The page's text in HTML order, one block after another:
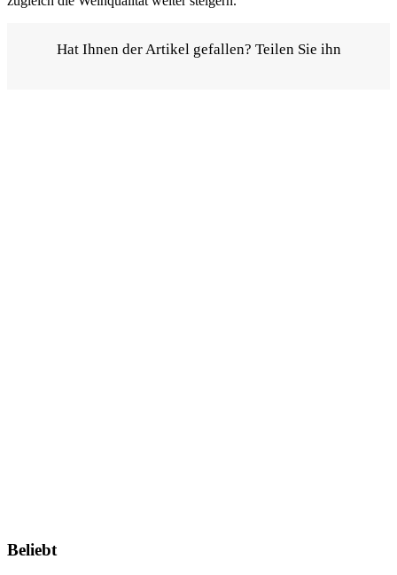
Hat Ihnen der Artikel gefallen? Teilen Sie ihn
Beliebt